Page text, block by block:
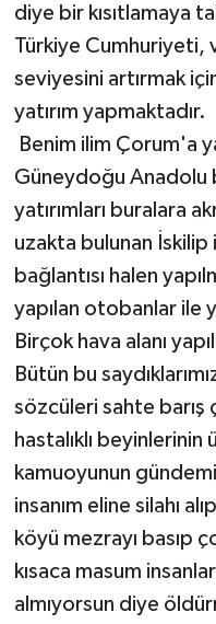
diye bir kısıtlamaya
Türkiye Cumhuriyeti,
seviyesini artırmak
yatırım yapmaktadır.
Benim ilim Çorum'a
Güneydoğu Anadolu
yatırımları buralara
uzakta bulunan
bağlantısı halen
yapılan otobanlar ile
Birçok hava alanı
Bütün bu
sözcüleri sahte barış
hastalıklı
kamuoyunun
insanım eline silahı
köyü mezrayı basıp
kısaca masum
almıyorsun diye